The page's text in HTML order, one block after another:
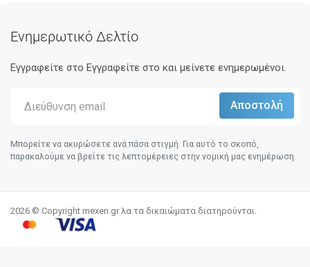
Ενημερωτικό Δελτίο
Εγγραφείτε στο Eγγραφείτε στο και μείνετε ενημερωμένοι.
Μπορείτε να ακυρώσετε ανά πάσα στιγμή. Για αυτό το σκοπό,
παρακαλούμε να βρείτε τις λεπτομέρειες στην νομική μας ενημέρωση.
2026 © Copyright mexen.gr λα τα δικαιώματα διατηρούνται.